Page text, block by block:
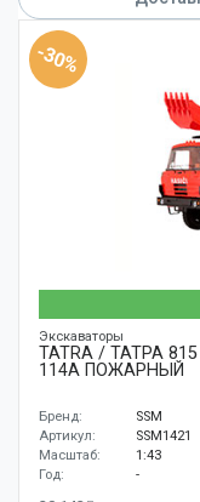
-30%
Экскаваторы
TATRA / ТАТРА
114A ПОЖАРНЫЙ
Бренд:
SSM
Артикул:
SSM1421
Масштаб:
1:43
Год:
-
Корабли
Поезда